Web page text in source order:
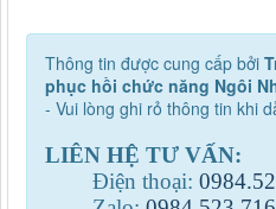
Thông tin được cung cấp bởi
phục hồi chức năng Ngôi
- Vui lòng ghi rỏ thông tin khi
LIÊN HỆ TƯ VẤN:
Điện thoại: 0984.